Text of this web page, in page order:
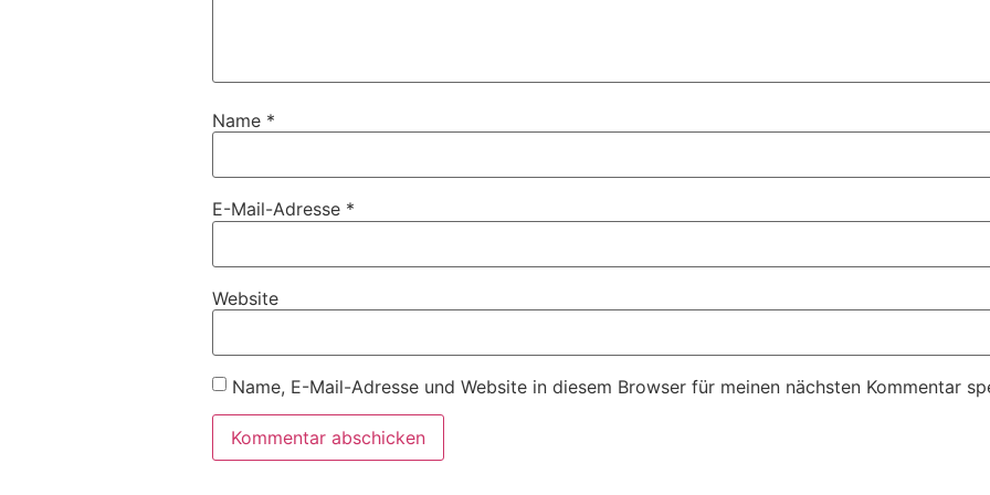
Name *
E-Mail-Adresse *
Website
Name, E-Mail-Adresse und Website in diesem Browser für meinen nächsten Kommentar